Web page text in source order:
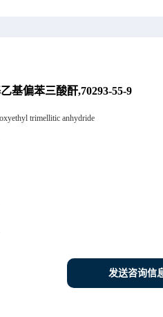
基偏苯三酸酐,70293-55-9
trimellitic anhydride
发送咨询信